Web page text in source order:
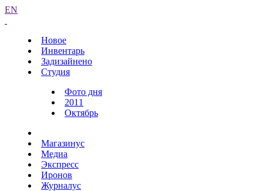
EN
Новое
Инвентарь
Задизайнено
Студия
Фото дня
2011
Октябрь
Магазинус
Медиа
Экспресс
Иронов
Журналус